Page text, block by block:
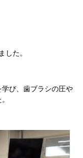
した。
び、歯ブラシの圧や